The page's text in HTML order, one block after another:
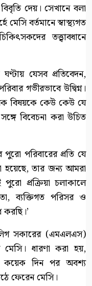
দেয়। সেখানে বলা
মেসি বর্তমানে স্বাস্থ্যগত
তত্ত্বাবধানে
যেসব প্রতিবেদন,
গভীরভাবে উদ্বিগ্ন।
বিষয়কে কেউ কেউ যে
বিবেচনা করা উচিত
পরিবারের প্রতি যে
হয়েছে, তার জন্য আমরা
প্রক্রিয়া চলাকালে
ব্যক্তিগত পরিসর ও
সকারের (এমএলএস)
ধারণা করা হয়,
কয়েক দিন পর অবশ্য
ফেরেন মেসি।